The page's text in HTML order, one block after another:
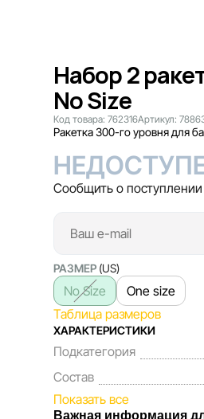
Набор 2
No Size
Код товара:762316Артикул:
Ракетка 300-го уровня для
Сообщить о поступлении
РАЗМЕР (US)
No Size
One size
Таблица размеров
ХАРАКТЕРИСТИКИ
Подкатегория
Состав
Показать все
Важная информация